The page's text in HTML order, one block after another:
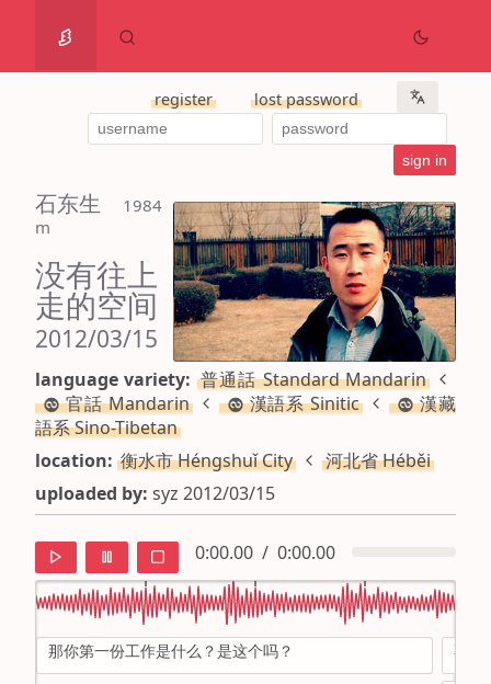
register lost password
石东生
1984
m
没有往上
走的空间
2012/03/15
language variety: 普通話 Standard Mandarin
官話 Mandarin
漢語系 Sinitic
漢藏
語系 Sino-Tibetan
location: 衡水市 Héngshuǐ City
河北省 Héběi
uploaded by: syz 2012/03/15
0:00.00 / 0:00.00
default
那你第一份工作是什么？是这个吗？ 不是